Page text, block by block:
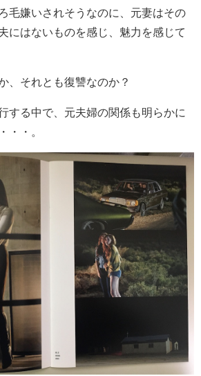
毛嫌いされそうなのに、元妻はその
にはないものを感じ、魅力を感じて
、それとも復讐なのか？
する中で、元夫婦の関係も明らかに
・・。